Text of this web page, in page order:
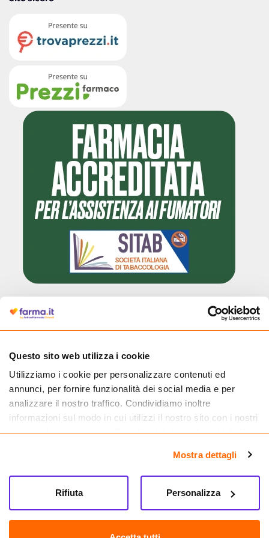
Questo sito web utilizza i cookie
Utilizziamo i cookie per personalizzare contenuti ed
annunci, per fornire funzionalità dei social media e per
analizzare il nostro traffico. Condividiamo inoltre
informazioni sul modo in cui utilizzi il nostro sito con i nostri
partner che si occupano di analisi dei dati web, pubblicità e
informazioni che hai fornito loro o che hanno raccolto dal
tuo utilizzo dei loro servizi.
Mostra dettagli
Personalizza
Rifiuta
autorizzata dal Ministero della Salute a effettuare la vendita online di
Farma.it S.a.s. P. IVA 07417261216 REA: NA-884088